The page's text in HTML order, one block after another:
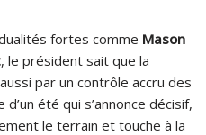
fortes comme Mason
, le président sait que la
par un contrôle accru des
d’un été qui s’annonce décisif,
le terrain et touche à la